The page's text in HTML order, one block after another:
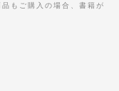
もご購入の場合、書籍が